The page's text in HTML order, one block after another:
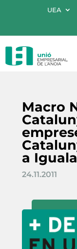
UEA
Macro
a
24.11.2011